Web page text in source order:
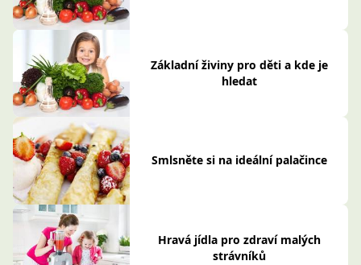
Základní živiny pro děti a kde je
hledat
Smlsněte si na ideální palačince
Hravá jídla pro zdraví malých
strávníků